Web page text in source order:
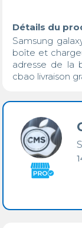
Détails du
Samsung
boîte et
adresse de la
cbao livraison